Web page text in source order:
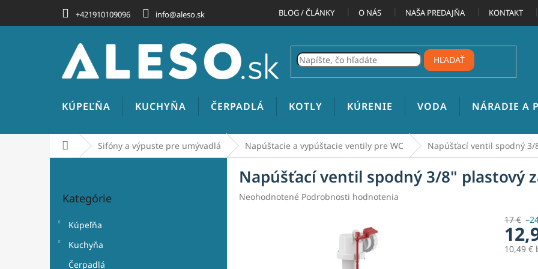
obsah
+421910109096 info@aleso.sk BLOG / ČLÁNKY O NÁS NAŠA PREDAJŇA KONTAKT
HĽADAŤ
KÚPEĽŇA KUCHYŇA ČERPADLÁ KOTLY KÚRENIE VODA NÁRADIE A
DomovSifóny a výpuste pre umývadlá Napúštacie a vypúštacie ventily pre WC Napúšťací ventil spodný 3/
kategórie
Kategórie
Kúpeľňa
Kuchyňa
Čerpadlá
Napúšťací ventil spodný 3/8" plastový
Priemerné
Neohodnotené Podrobnosti hodnotenia
17 €
10,49 €